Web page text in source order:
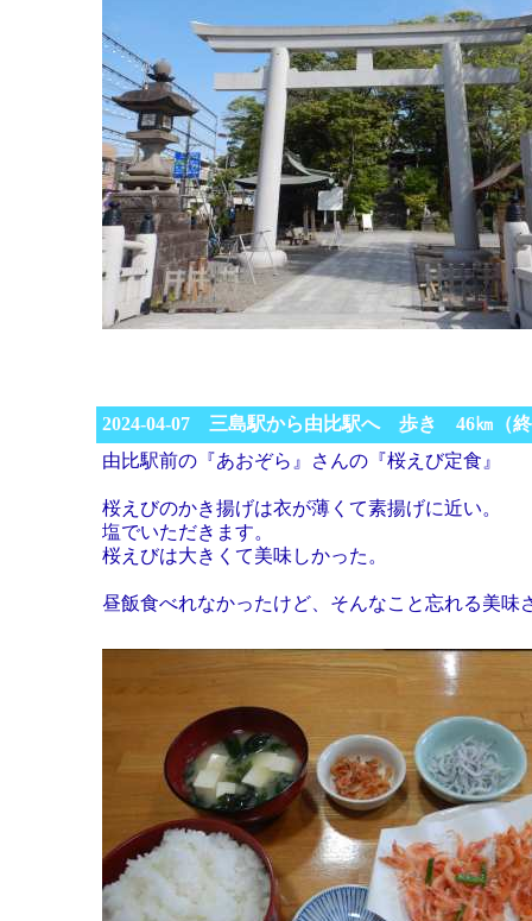
2024-04-07 三島駅から由比駅へ 歩き 46㎞（
由比駅前の『あおぞら』さんの『桜えび定食』
桜えびのかき揚げは衣が薄くて素揚げに近い。
塩でいただきます。
桜えびは大きくて美味しかった。
昼飯食べれなかったけど、そんなこと忘れる美味